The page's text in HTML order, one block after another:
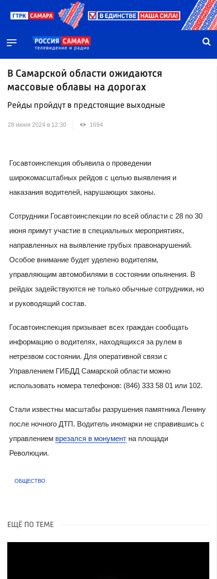
В Самарской области ожидаются
массовые облавы на дорогах
Рейды пройдут в предстоящие выходные
28 июня 2024 в 12:30 1694
Госавтоинспекция объявила о проведении
широкомасштабных рейдов с целью выявления и
наказания водителей, нарушающих законы.
Сотрудники Госавтоинспекции по всей области с 28 по 30
июня примут участие в специальных мероприятиях,
направленных на выявление грубых правонарушений.
Особое внимание будет уделено водителям,
управляющим автомобилями в состоянии опьянения. В
рейдах задействуются не только обычные сотрудники, но
и руководящий состав.
Госавтоинспекция призывает всех граждан сообщать
информацию о водителях, находящихся за рулем в
нетрезвом состоянии. Для оперативной связи с
Управлением ГИБДД Самарской области можно
использовать номера телефонов: (846) 333 58 01 или 102.
Стали известны масштабы разрушения памятника Ленину
после ночного ДТП. Водитель иномарки не справившись с
управлением врезался в монументна площади
Революции.
ОБЩЕСТВО
ЕЩЁ ПО ТЕМЕ